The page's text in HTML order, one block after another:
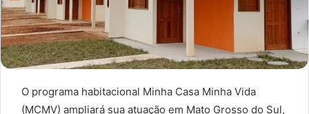
O programa habitacional Minha Casa Minha Vida
(MCMV) ampliará sua atuação em Mato Grosso do Sul,